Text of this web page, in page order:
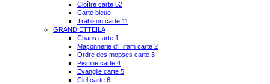
Cloître carte 52
Carte bleue
Trahison carte 11
GRAND ETTEILA
Chaos carte 1
Maçonnerie d'Hiram carte 2
Ordre des mopses carte 3
Piscine carte 4
Évangile carte 5
Ciel carte 6